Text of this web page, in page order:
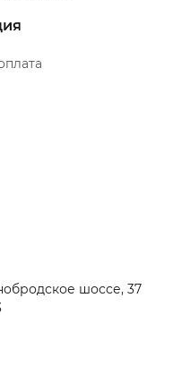
шоссе, 37